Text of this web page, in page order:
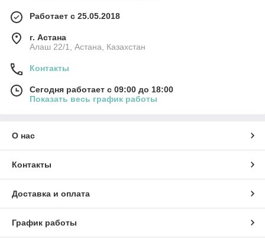
Работает с 25.05.2018
г. Астана
Алаш 22/1, Астана, Казахстан
Контакты
Сегодня работает с 09:00 до 18:00
Показать весь график работы
О нас
Контакты
Доставка и оплата
График работы